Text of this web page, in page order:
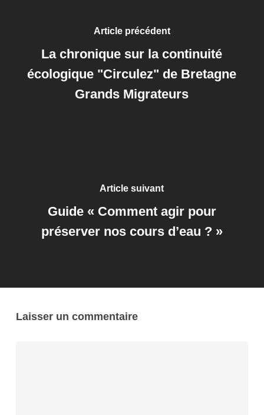
Article précédent
La chronique sur la continuité
écologique "Circulez" de Bretagne
Grands Migrateurs
Article suivant
Guide « Comment agir pour
préserver nos cours d’eau ? »
Laisser un commentaire